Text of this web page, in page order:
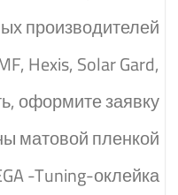
производителей
Hexis, Solar Gard,
оформите заявку
матовой пленкой
-Tuning-оклейка